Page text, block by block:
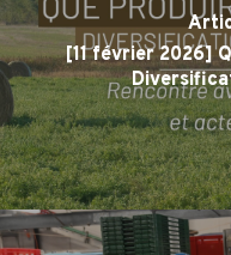
[11 février 2026]